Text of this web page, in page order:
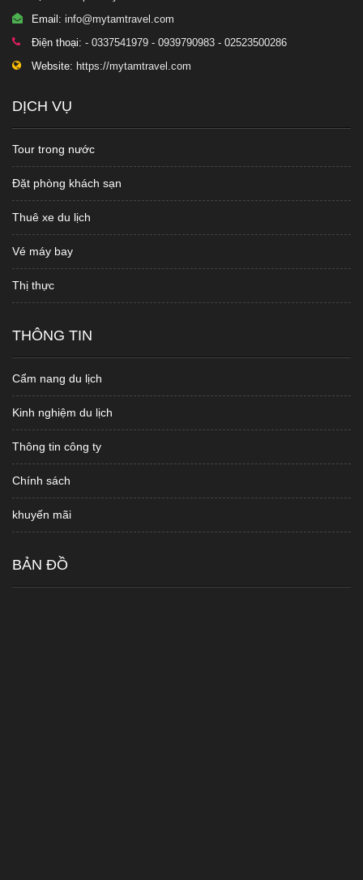
Email: info@mytamtravel.com
Điện thoại: - 0337541979 - 0939790983 - 02523500286
Website: https://mytamtravel.com
DỊCH VỤ
Tour trong nước
Đặt phòng khách sạn
Thuê xe du lịch
Vé máy bay
Thị thực
THÔNG TIN
Cẩm nang du lịch
Kinh nghiệm du lịch
Thông tin công ty
Chính sách
khuyến mãi
BẢN ĐỒ